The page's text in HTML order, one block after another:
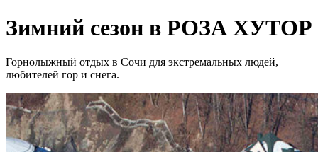
Зимний сезон в РОЗА ХУТОР
Горнолыжный отдых в Сочи для экстремальных людей,
любителей гор и снега.